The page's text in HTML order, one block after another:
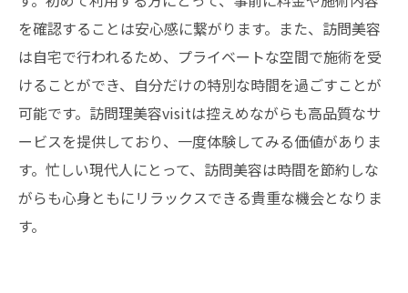
を確認することは安心感に繋がります。また、訪問美容
は自宅で行われるため、プライベートな空間で施術を受
けることができ、自分だけの特別な時間を過ごすことが
可能です。訪問理美容visitは控えめながらも高品質なサ
ービスを提供しており、一度体験してみる価値がありま
す。忙しい現代人にとって、訪問美容は時間を節約しな
がらも心身ともにリラックスできる貴重な機会となりま
す。